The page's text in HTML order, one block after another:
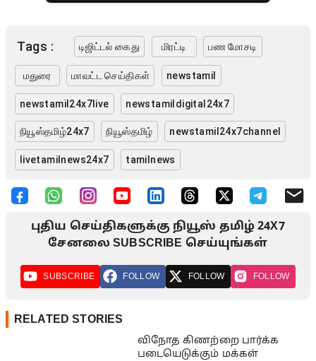
Tags : டிஜிட்டல் கைது மிரட்டி பண மோசடி
மதுரை மாவட்ட செய்திகள் newstamil
newstamil24x7live newstamildigital24x7
நியூஸ்தமிழ்24x7 நியூஸ்தமிழ் newstamil24x7channel
livetamilnews24x7 tamilnews
புதிய செய்திகளுக்கு நியூஸ் தமிழ் 24X7
சேனலை SUBSCRIBE செய்யுங்கள்
SUBSCRIBE FOLLOW FOLLOW FOLLOW
RELATED STORIES
விநோத கிணற்றை பார்க்க
படையெடுக்கும் மக்கள்